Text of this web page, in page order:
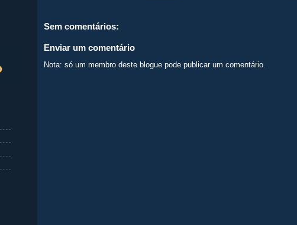
Sem comentários:
Enviar um comentário
Nota: só um membro deste blogue pode publicar um comentário.